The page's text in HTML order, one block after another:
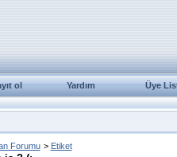
ol Yardım Üye
Forumu > Etiket